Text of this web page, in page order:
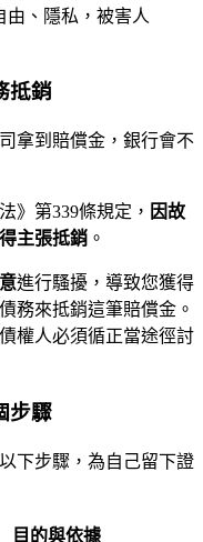
由、隱私，被害人
抵銷
拿到賠償金，銀行會不
》第339條規定， 因故
主張抵銷 。
進行騷擾，導致您獲得
務來抵銷這筆賠償金。
權人必須循正當途徑討
步驟
下步驟，為自己留下證
目的與依據